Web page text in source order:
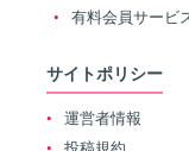
有料会員サービ
サイトポリシー
運営者情報